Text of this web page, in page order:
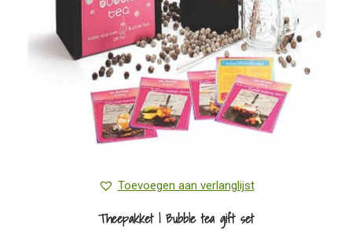
Toevoegen aan verlanglijst
Theepakket | Bubble tea gift set